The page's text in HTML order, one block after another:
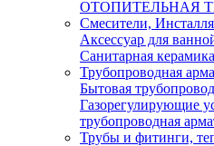
ОТОПИТЕЛЬНАЯ
Смесители,
Аксессуар для
Санитарная керамика
Трубопроводная
Бытовая
Газорегулирующие
трубопроводная
Трубы и фитинги,